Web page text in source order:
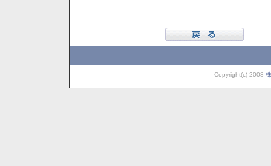
Copyright(c) 2008